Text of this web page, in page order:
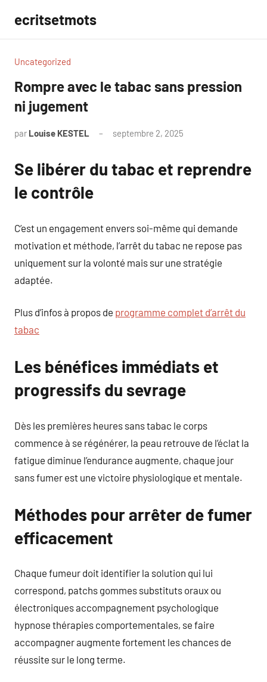
contenu
ecritsetmots
Uncategorized
Rompre avec le tabac sans pression
ni jugement
par Louise KESTEL septembre 2, 2025
Se libérer du tabac et reprendre
le contrôle
C’est un engagement envers soi-même qui demande
motivation et méthode, l’arrêt du tabac ne repose pas
uniquement sur la volonté mais sur une stratégie
adaptée.
Plus d’infos à propos de programme complet d’arrêt du
tabac
Les bénéfices immédiats et
progressifs du sevrage
Dès les premières heures sans tabac le corps
commence à se régénérer, la peau retrouve de l’éclat la
fatigue diminue l’endurance augmente, chaque jour
sans fumer est une victoire physiologique et mentale.
Méthodes pour arrêter de fumer
efficacement
Chaque fumeur doit identifier la solution qui lui
correspond, patchs gommes substituts oraux ou
électroniques accompagnement psychologique
hypnose thérapies comportementales, se faire
accompagner augmente fortement les chances de
réussite sur le long terme.